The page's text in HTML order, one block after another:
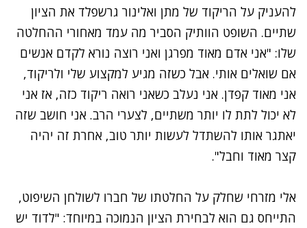
להעניק על הריקוד של מתן ואלינור גרשפלד את הציון
שתיים. השופט הוותיק הסביר מה עמד מאחורי ההחלטה
שלו: "אני אדם מאוד מפרגן ואני רוצה נורא לקדם אנשים
אם שואלים אותי. אבל כשזה מגיע למקצוע שלי ולריקוד,
אני מאוד קפדן. אני נעלב כשאני רואה ריקוד כזה, אז אני
לא יכול לתת לו יותר משתיים, לצערי הרב. אני חושב שזה
יאתגר אותו להשתדל לעשות יותר טוב, אחרת זה יהיה
קצר מאוד וחבל".
נתקלנו בבעיה
נסה שוב
אלי מזרחי שחלק על החלטתו של חברו לשולחן השיפוט,
התייחס גם הוא לבחירת הציון הנמוכה במיוחד: "לדוד יש